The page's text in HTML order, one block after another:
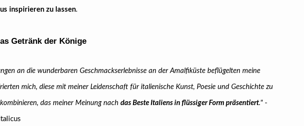
inspirieren zu lassen.
Getränk der Könige
an die wunderbaren Geschmackserlebnisse an der Amalfiküste beflügelten meine
mich, diese mit meiner Leidenschaft für italienische Kunst, Poesie und Geschichte zu
das meiner Meinung nach das Beste Italiens in flüssiger Form präsentiert."-